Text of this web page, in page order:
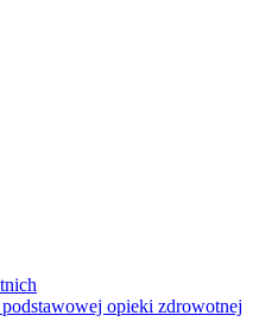
opieki zdrowotnej